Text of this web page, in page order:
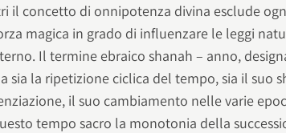
il concetto di onnipotenza divina esclude
magica in grado di influenzare le leggi
Il termine ebraico shanah – anno,
sia la ripetizione ciclica del tempo, sia il suo
il suo cambiamento nelle varie
tempo sacro la monotonia della